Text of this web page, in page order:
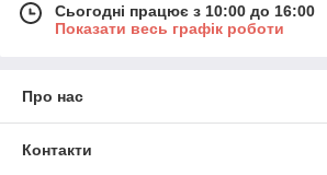
Сьогодні працює з 10:00 до 16:00
Показати весь графік роботи
Про нас
Контакти